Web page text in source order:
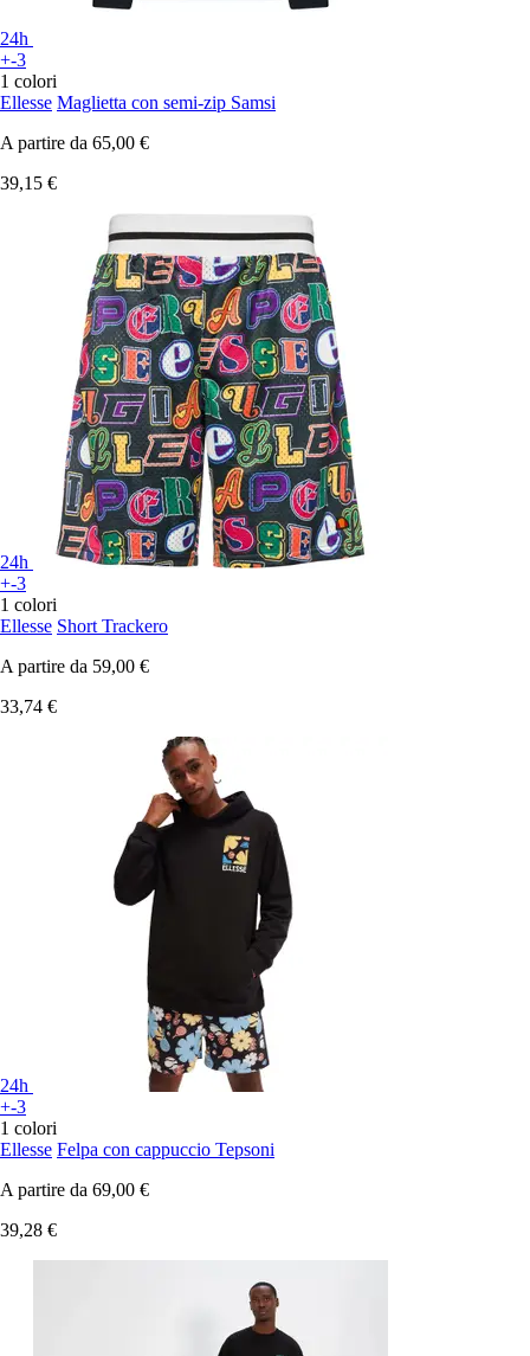
24h
+-3
1 colori
Ellesse Maglietta con semi-zip Samsi
A partire da 65,00 €
39,15 €
24h
+-3
1 colori
Ellesse Short Trackero
A partire da 59,00 €
33,74 €
24h
+-3
1 colori
Ellesse Felpa con cappuccio Tepsoni
A partire da 69,00 €
39,28 €